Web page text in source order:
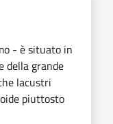
- è situato in
della grande
lacustri
piuttosto